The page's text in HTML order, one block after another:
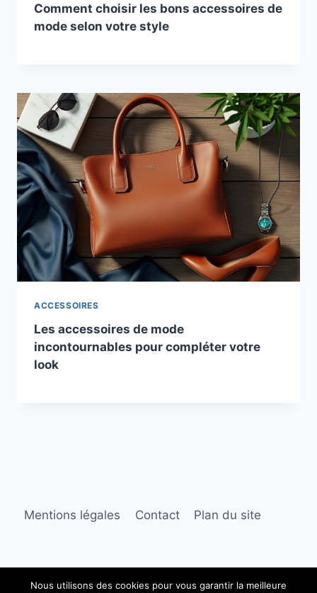
Comment choisir les bons accessoires de
mode selon votre style
ACCESSOIRES
Les accessoires de mode
incontournables pour compléter votre
look
Mentions légales Contact Plan du site
Nous utilisons des cookies pour vous garantir la meilleure